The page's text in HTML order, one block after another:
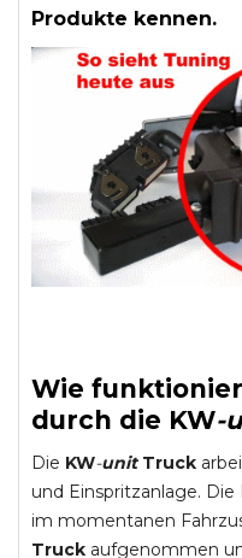
Produkte kennen.
Wie
durch die KW-
Die KW-unit Truck
und Einspritzanlage.
im momentanen
Truck aufgenommen